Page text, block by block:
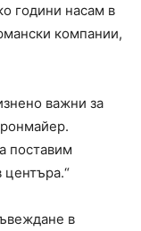
години насам в
компании,
важни за
поставим
центъра.“
в